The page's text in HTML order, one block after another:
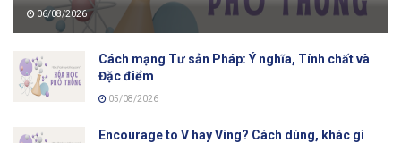
06/08/2026
Cách mạng Tư sản Pháp: Ý nghĩa, Tính chất và
Đặc điểm
05/08/2026
Encourage to V hay Ving? Cách dùng, khác gì